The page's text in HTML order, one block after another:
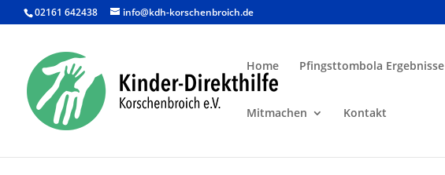
02161 642438 info@kdh-korschenbroich.de
Home Pfingsttombola Ergebnisse
Mitmachen Kontakt